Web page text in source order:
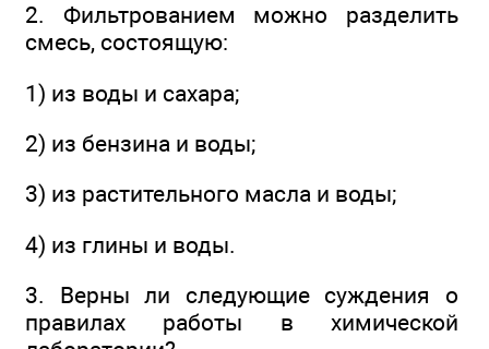
2. Фильтрованием можно разделить
смесь, состоящую:
1) из воды и сахара;
2) из бензина и воды;
3) из растительного масла и воды;
4) из глины и воды.
3. Верны ли следующие суждения о
правилах работы в химической